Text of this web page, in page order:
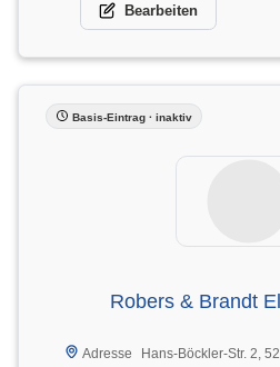
Bearbeiten
Basis-Eintrag · inaktiv
Robers & Brandt
Adresse
Hans-Böckler-Str. 2,